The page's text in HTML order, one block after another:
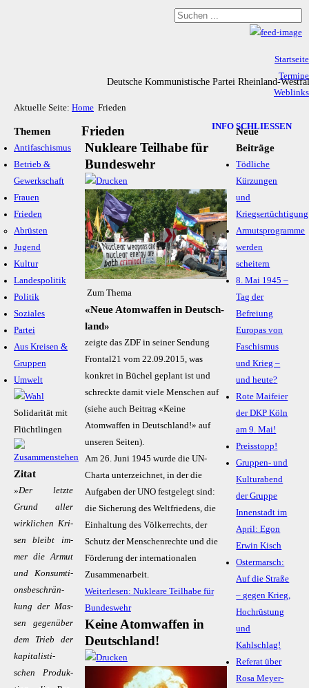
Deutsche Kommunistische Partei Rheinland-
Startseite
Termine
Weblinks
Impressum & Datenschutz
Aktuelle Seite: Home Frieden
Themen
Antifaschismus
Betrieb &
Gewerkschaft
Frauen
Frieden
Abrüsten
Jugend
Kultur
Landespolitik
Politik
Soziales
Partei
Aus Kreisen &
Gruppen
Umwelt
Solidarität mit
Flüchtlingen
Zitat
»Der letz­te
Grund al­ler
wirk­li­chen Kri­
sen bleibt im­
mer die Ar­mut
und Kon­sum­­ti­
ons­­be­­schrän­
kung der Mas­
sen ge­gen­über
dem Trieb der
ka­pi­­ta­­lis­­ti­­
schen Pro­duk­
Frieden
Nukleare Teilhabe für
Bundeswehr
Zum Thema
«Neue Atom­waf­fen in Deutsch­
land»
zeigte das ZDF in seiner Sendung
Frontal21 vom 22.09.2015, was
konkret in Büchel geplant ist und
schreckte damit viele Menschen auf
(siehe auch Beitrag «Keine
Atomwaffen in Deutschland!» auf
unseren Seiten).
Am 26. Juni 1945 wurde die UN-
Charta unterzeichnet, in der die
Aufgaben der UNO festgelegt sind:
die Sicherung des Weltfriedens, die
Einhaltung des Völkerrechts, der
Schutz der Menschenrechte und die
Förderung der internationalen
Zusammenarbeit.
Weiterlesen: Nukleare Teilhabe für
Bundeswehr
Keine Atomwaffen in
Deutschland!
INFO SCHLIESSEN
Neue
Beiträge
Tödliche
Kürzungen
und
Kriegsertüchtigung
Armutsprogramme
werden
scheitern
8. Mai 1945 –
Tag der
Befreiung
Europas von
Faschismus
und Krieg –
und heute?
Rote Maifeier
der DKP Köln
am 9. Mai!
Preisstopp!
Gruppen- und
Kulturabend
der Gruppe
Innenstadt im
April: Egon
Erwin Kisch
Ostermarsch:
Auf die Straße
– gegen Krieg,
Hochrüstung
und
Kahlschlag!
Referat über
Rosa Meyer-